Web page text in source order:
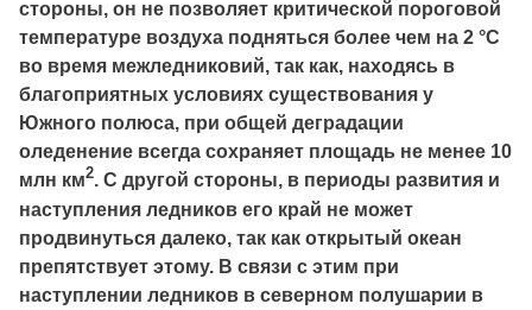
стороны, он не позволяет критической пороговой
температуре воздуха подняться более чем на 2 °С
во время межледниковий, так как, находясь в
благоприятных условиях существования у
Южного полюса, при общей деградации
оледенение всегда сохраняет площадь не менее 10
млн км2. С другой стороны, в периоды развития и
наступления ледников его край не может
продвинуться далеко, так как открытый океан
препятствует этому. В связи с этим при
наступлении ледников в северном полушарии в